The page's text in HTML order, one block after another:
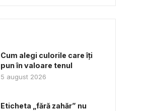
Cum alegi culorile care îți
pun în valoare tenul
5 august 2026
Eticheta „fără zahăr” nu